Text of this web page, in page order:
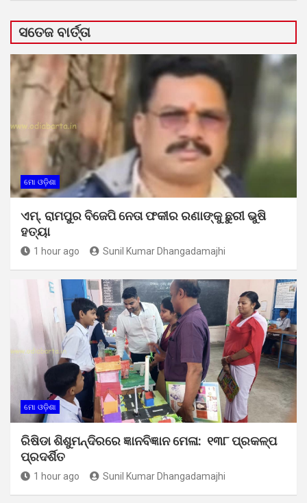
ସତେଜ ବାର୍ତ୍ତା
ମୋ ଓଡ଼ିଶା
ଏମ୍. ରାମପୁର ବିଜେପି ନେତା ଫକୀର ରଣାଙ୍କୁ ଛୁରୀ ଭୁଷି
ହତ୍ୟା
1 hour ago Sunil Kumar Dhangadamajhi
ମୋ ଓଡ଼ିଶା
ରିଷିଡା ଶିଶୁମନ୍ଦିରରେ ଜ୍ଞାନବିଜ୍ଞାନ ମେଳା: ୧୩୮ ପ୍ରକଳ୍ପ
ପ୍ରଦର୍ଶିତ
1 hour ago Sunil Kumar Dhangadamajhi